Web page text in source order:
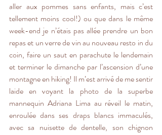
aller aux pommes sans enfants, mais c’est
tellement moins cool!) ou que dans le même
week-end je n’étais pas allée prendre un bon
repas et un verre de vin au nouveau resto in du
coin, faire un saut en parachute le lendemain
et terminer le dimanche par l’ascension d’une
montagne en hiking! Il m’est arrivé de me sentir
laide en voyant la photo de la superbe
mannequin Adriana Lima au réveil le matin,
enroulée dans ses draps blancs immaculés,
avec sa nuisette de dentelle, son chignon